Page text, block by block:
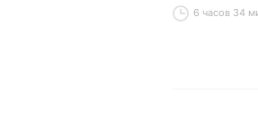
6 часов 34